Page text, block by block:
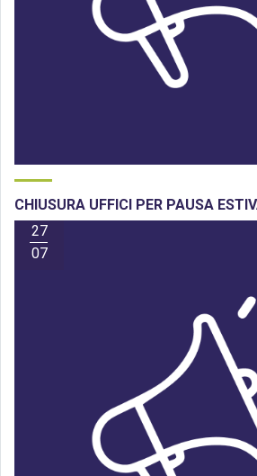
CHIUSURA UFFICI PER PAUSA
27
07